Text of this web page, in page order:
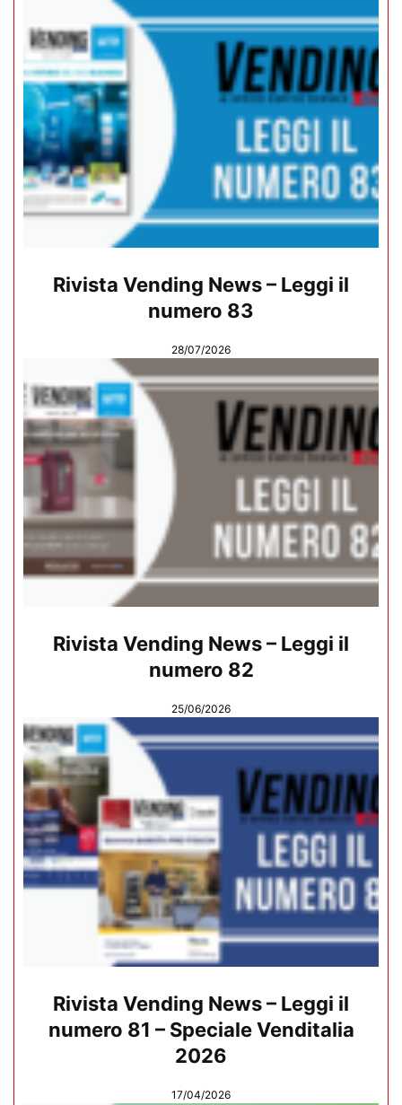
Rivista Vending News – Leggi il
numero 83
28/07/2026
Rivista Vending News – Leggi il
numero 82
25/06/2026
Rivista Vending News – Leggi il
numero 81 – Speciale Venditalia
2026
17/04/2026